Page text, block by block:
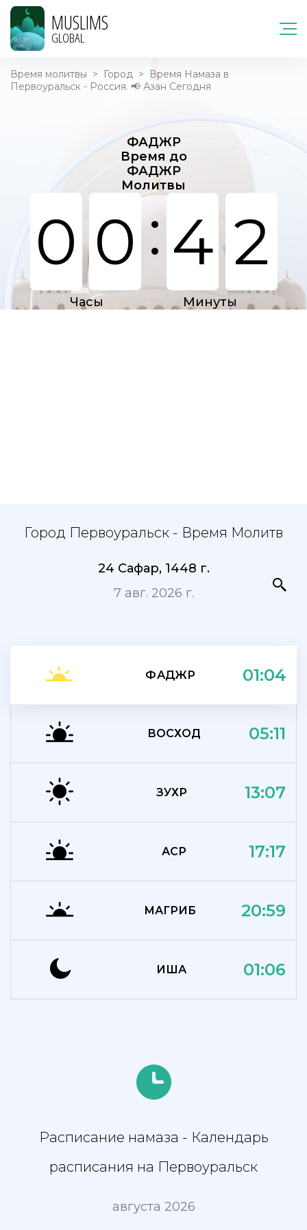
MUSLIMS
GLOBAL
Время молитвы > Город >
Время Намаза в
Первоуральск - Россия. 📢 Азан Сегодня
ФАДЖР
Время до
ФАДЖР
Молитвы
0 0: 4 2
Часы Минуты
Город Первоуральск - Время Молитв
24 Сафар, 1448 г.
7 авг. 2026 г.
ФАДЖР 01:04
ВОСХОД 05:11
ЗУХР 13:07
АСР 17:17
МАГРИБ 20:59
ИША 01:06
Расписание намаза - Календарь
расписания на Первоуральск
августа 2026